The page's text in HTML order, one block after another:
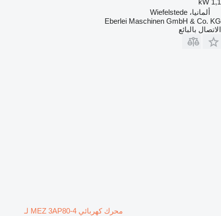
ألمانيا، Wiefelstede
Eberlei Maschinen GmbH & Co. KG
الاتصال بالبائع
محرك كهربائي MEZ 3AP80-4 لـ